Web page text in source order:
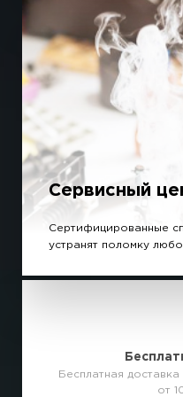
Сервисный
Сертифицированные
устранят поломку
Бесплатная
от